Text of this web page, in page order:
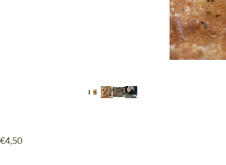
€4,50